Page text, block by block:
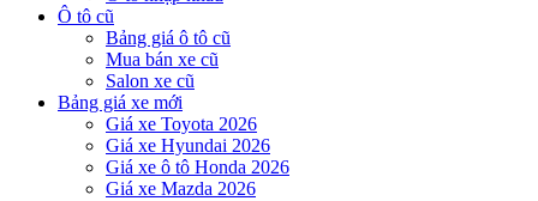
Ô tô cũ
Bảng giá ô tô cũ
Mua bán xe cũ
Salon xe cũ
Bảng giá xe mới
Giá xe Toyota 2026
Giá xe Hyundai 2026
Giá xe ô tô Honda 2026
Giá xe Mazda 2026